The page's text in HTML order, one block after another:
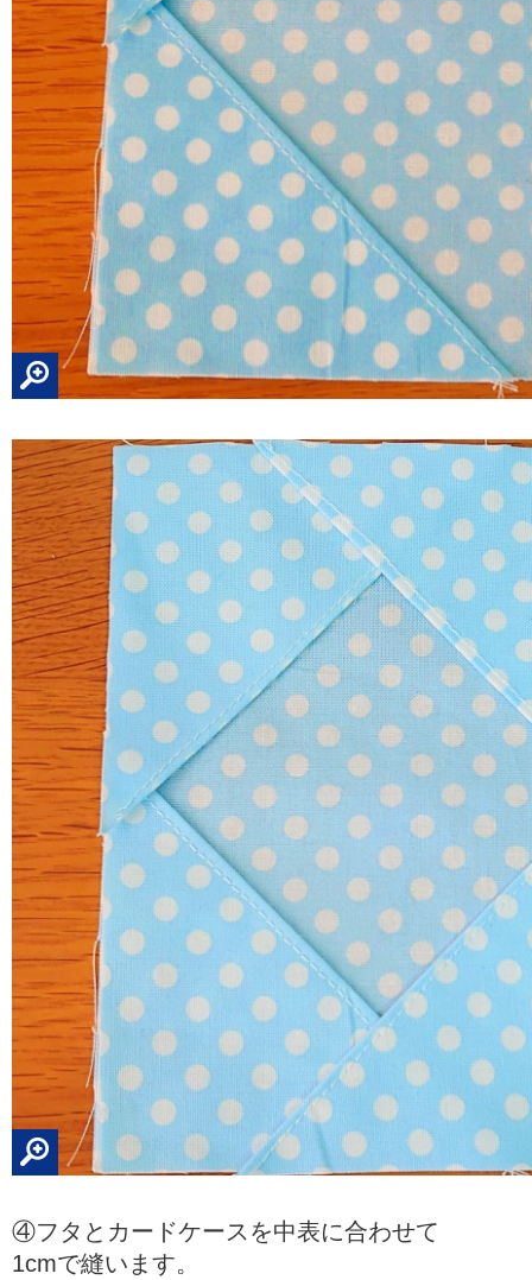
④フタとカードケースを中表に合わせて
1cmで縫います。